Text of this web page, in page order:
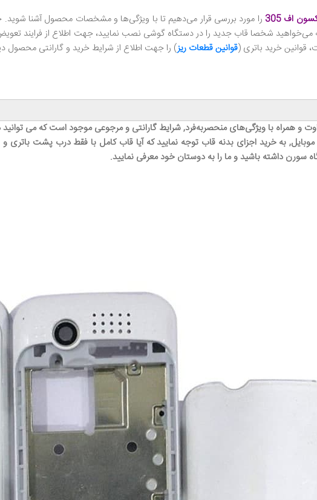
اف 305
را مورد بررسی قرار می‌دهیم تا با ویژگی‌ها و مشخصات محصول آشنا
شخصا قاب جدید را در دستگاه گوشی نصب نمایید، جهت اطلاع از فرایند تعویض
قوانین خرید باتری (قوانینقطعات ریز) را جهت اطلاع از شرایط خرید و گارانتی محصول
و همراه با ویژگی‌های منحصر‌به‌فرد, شرایط گارانتی و مرجوعی موجود است که می
به خرید اجزای بدنه قاب توجه نمایید که آیا قاب کامل با فقط درب پشت باتری
سورن داشته باشید و ما را به دوستان خود معرفی نمایید.